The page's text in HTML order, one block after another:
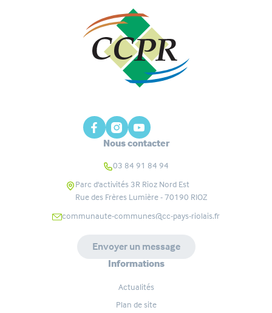
Nous contacter
03 84 91 84 94
Parc d'activités 3R Rioz Nord Est
Rue des Frères Lumière - 70190 RIOZ
communaute-communes@cc-pays-riolais.fr
Envoyer un message
Informations
Actualités
Plan de site